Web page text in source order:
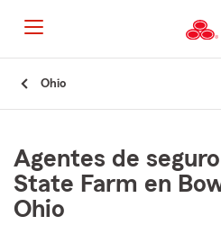
al
Ohio
Agentes de
State Farm en
Ohio